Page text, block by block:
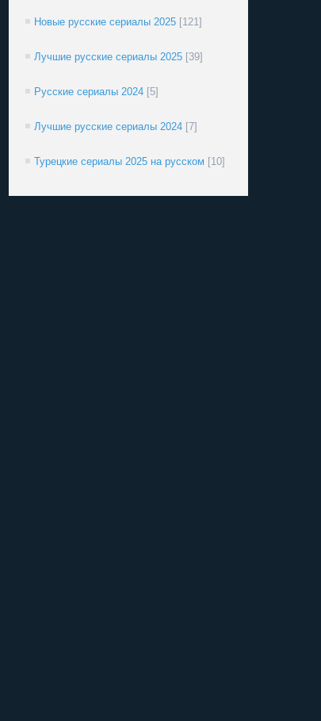
Новые русские сериалы 2025 [121]
Лучшие русские сериалы 2025 [39]
Русские сериалы 2024 [5]
Лучшие русские сериалы 2024 [7]
Турецкие сериалы 2025 на русском [10]